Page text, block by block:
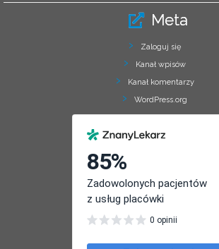
Meta
Zaloguj się
Kanał wpisów
Kanał komentarzy
WordPress.org